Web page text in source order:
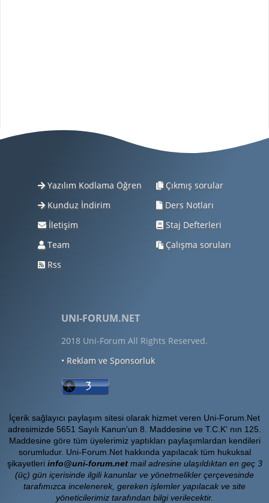
Yazılım Kodlama Öğren
Kunduz İndirim
İletişim
Team
Rss
Çıkmış sorular
Ders Notları
Staj Defterleri
Çalışma soruları
UNI-FORUM.NET
2018 Uni-Forum All Rights Reserved.
• Reklam ve Sponsorluk
İçerik sağlayıcı paylaşım sitesi olarak hizmet veren Uni-Forum.Net
adresimizde 5651 Sayılı Kanun'un 8. Maddesine ve T.C.K' nın 125.
Maddesine göre tüm üyelerimiz yaptıkları paylaşımlardan kendileri
sorumludur. Uni-Forum.Net hakkında yapılacak tüm hukuksal
şikayetleri info@uni-forum.netmail adresine ulaşıldıktan en geç 3
(üç) gün içerisinde ilgili kanunlar ve yönetmelikler çerçevesinde
tarafımızca incelenerek, gereken işlemler yapılacak ve site
yöneticilerimiz tarafından bilgi verilecektir.